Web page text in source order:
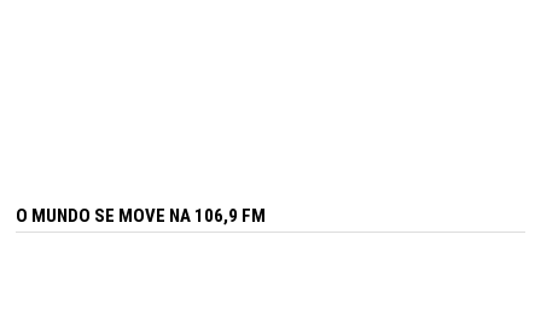
O MUNDO SE MOVE NA 106,9 FM